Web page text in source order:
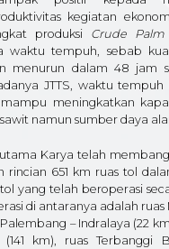
kegiatan
produksi Crude Palm
waktu tempuh, sebab
menurun dalam 48 jam
JTTS, waktu
meningkatkan
namun sumber daya
Karya telah
rincian 651 km ruas tol
yang telah beroperasi
di antaranya adalah ruas
Palembang – Indralaya (22
(141 km), ruas Terbanggi